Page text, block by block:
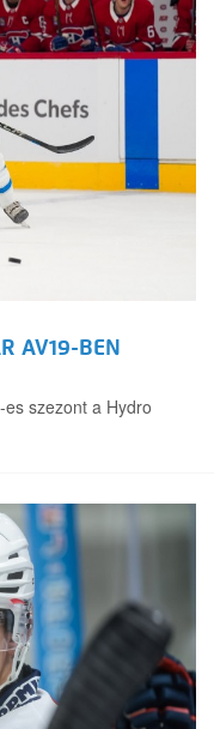
AV19-BEN
szezont a Hydro